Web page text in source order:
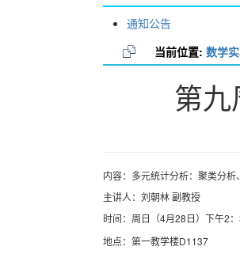
通知公告
当前位置: 数学
第
内容： 多元统计分析：聚类分析
主讲人： 刘朝林副教授
时间：周日 （4月28日） 下午2
地点：第一教学楼D1137